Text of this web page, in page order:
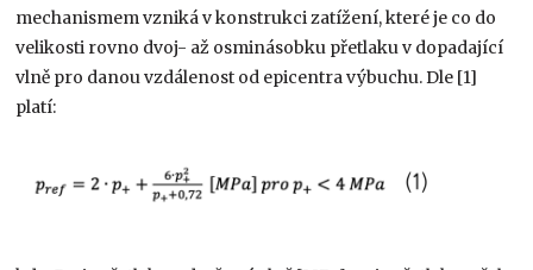
mechanismem vzniká v konstrukci zatížení, které je co do
velikosti rovno dvoj- až osminásobku přetlaku v dopadající
vlně pro danou vzdálenost od epicentra výbuchu. Dle [1]
platí: